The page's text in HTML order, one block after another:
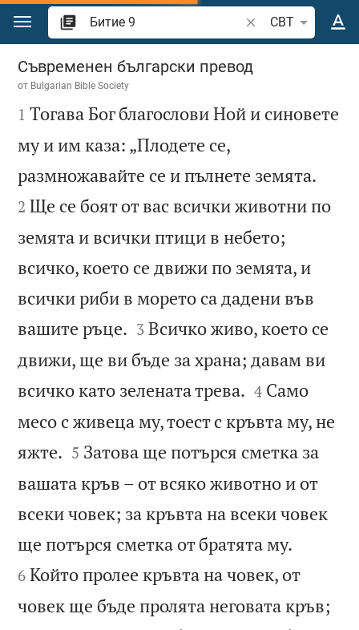
Преминете към съдържанието
Търсете стих или
CBT
Битие 9
Съвременен български превод
от Bulgarian Bible Society

1 Тогава Бог благослови Ной и синовете
му и им каза: „Плодете се,
размножавайте се и пълнете земята.
2 Ще се боят от вас всички животни по
земята и всички птици в небето;
всичко, което се движи по земята, и
всички риби в морето са дадени във
вашите ръце. 

3 Всичко живо, което се
движи, ще ви бъде за храна; давам ви
всичко като зелената трева. 

4 Само
месо с живеца му, тоест с кръвта му, не
яжте. 

5 Затова ще потърся сметка за
вашата кръв – от всяко животно и от
всеки човек; за кръвта на всеки човек
ще потърся сметка от братята му.
6 Който пролее кръвта на човек, от
човек ще бъде пролята неговата кръв;